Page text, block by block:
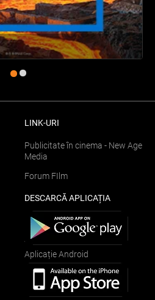
LINK-URI
Publicitate în cinema - New Age
Media
Forum FIlm
DESCARCĂ APLICAȚIA
Aplicație Android